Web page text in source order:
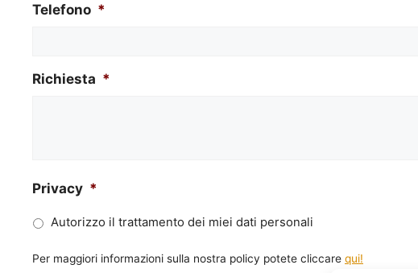
Telefono *
Richiesta *
Privacy *
Autorizzo il trattamento dei miei dati personali
Per maggiori informazioni sulla nostra policy potete cliccare qui!